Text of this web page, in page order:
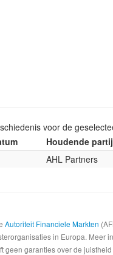
voor de
Houdende partij
AHL Partners
Autoriteit Financiele Markten
in Europa.
geen garanties over de